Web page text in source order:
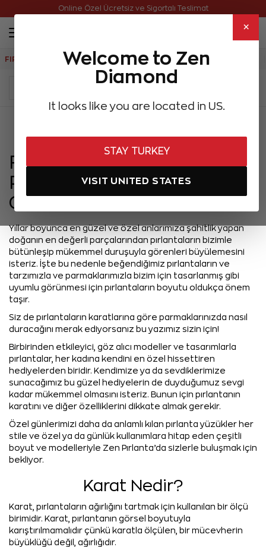
×
Welcome to Zen
Diamond
It looks like you are located in US.
STAY TURKEY
VISIT UNITED STATES
Online Özel Ücretsiz ve Sigortalı Teslimat
FIRSATLAR Aynı Gün Kargo Çok Satanlar Hediye Önerileri
Farklı Karatlar
Parmağımda Nasıl
Görünür?
Yıllar boyunca en güzel ve özel anlarımıza şahitlik yapan
doğanın en değerli parçalarından pırlantaların bizimle
bütünleşip mükemmel duruşuyla görenleri büyülemesini
isteriz. İşte bu nedenle beğendiğimiz pırlantaların ve
tarzımızla ve parmaklarımızla bizim için tasarlanmış gibi
uyumlu görünmesi için pırlantaların boyutu oldukça önem
taşır.
Siz de pırlantaların karatlarına göre parmaklarınızda nasıl
duracağını merak ediyorsanız bu yazımız sizin için!
Birbirinden etkileyici, göz alıcı modeller ve tasarımlarla
pırlantalar, her kadına kendini en özel hissettiren
hediyelerden biridir. Kendimize ya da sevdiklerimize
sunacağımız bu güzel hediyelerin de duyduğumuz sevgi
kadar mükemmel olmasını isteriz. Bunun için pırlantanın
karatını ve diğer özelliklerini dikkate almak gerekir.
Özel günlerimizi daha da anlamlı kılan pırlanta yüzükler her
stile ve özel ya da günlük kullanımlara hitap eden çeşitli
boyut ve modelleriyle Zen Pırlanta’da sizlerle buluşmak için
bekliyor.
Karat Nedir?
Karat, pırlantaların ağırlığını tartmak için kullanılan bir ölçü
birimidir. Karat, pırlantanın görsel boyutuyla
karıştırılmamalıdır çünkü karatla ölçülen, bir mücevherin
büyüklüğü değil, ağırlığıdır.